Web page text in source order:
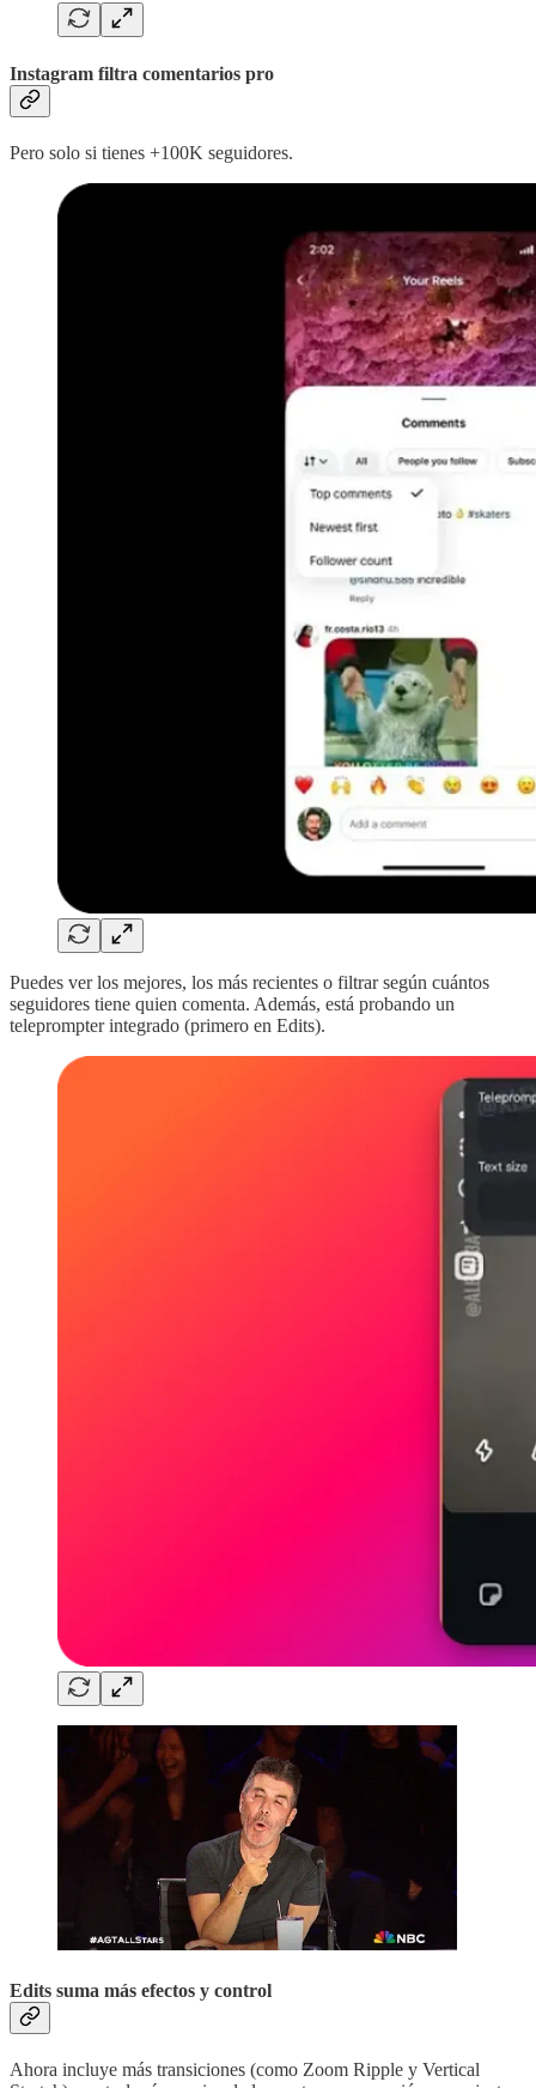
Instagram filtra comentarios pro
Pero solo si tienes +100K seguidores.
Puedes ver los mejores, los más recientes o filtrar según cuántos
seguidores tiene quien comenta. Además, está probando un
teleprompter integrado (primero en Edits).
Edits suma más efectos y control
Ahora incluye más transiciones (como Zoom Ripple y Vertical